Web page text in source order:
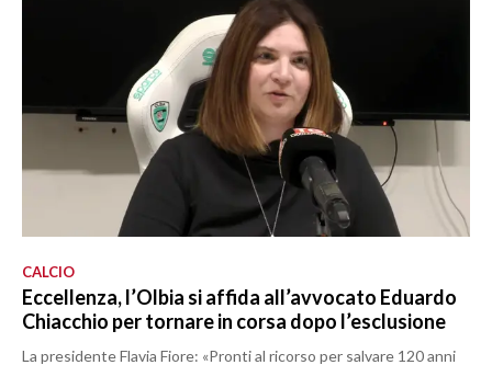
CALCIO
Eccellenza, l’Olbia si affida all’avvocato Eduardo
Chiacchio per tornare in corsa dopo l’esclusione
La presidente Flavia Fiore: «Pronti al ricorso per salvare 120 anni